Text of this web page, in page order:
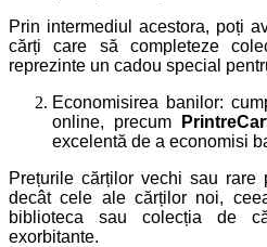
Prin intermediul acestora, poți
cărți care să completeze
reprezinte un cadou special
Economisirea banilor:
online, precum
excelentă de a economisi
Prețurile cărților vechi sau rare
decât cele ale cărților noi,
biblioteca sau colecția de
exorbitante.